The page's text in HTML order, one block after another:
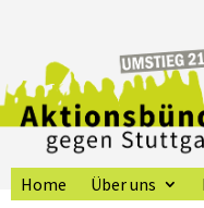
Home Über uns